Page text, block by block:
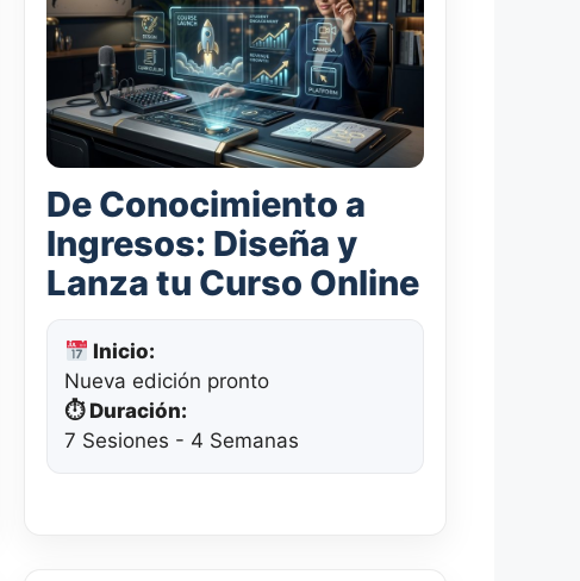
De Conocimiento a
Ingresos: Diseña y
Lanza tu Curso Online
Inicio:
Nueva edición pronto
⏱ Duración:
7 Sesiones - 4 Semanas